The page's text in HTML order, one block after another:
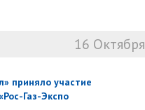
16 Октября
приняло участие
Газ-Экспо